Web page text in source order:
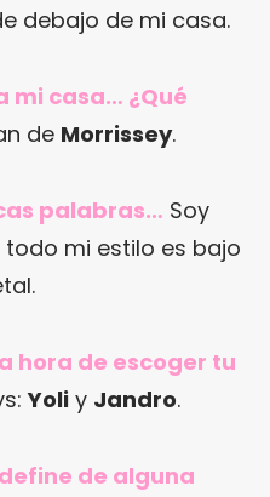
debajo de mi casa.
mi casa… ¿Qué
de Morrissey.
palabras… Soy
todo mi estilo es bajo
hora de escoger tu
Yoli y Jandro.
de alguna